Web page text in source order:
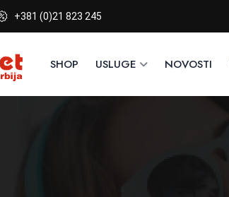
+381 (0)21 823 245
SHOP USLUGE NOVOSTI